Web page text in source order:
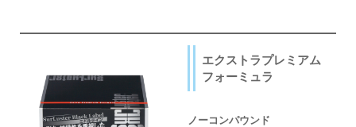
エクストラプレミアム
フォーミュラ
ノーコンパウンド